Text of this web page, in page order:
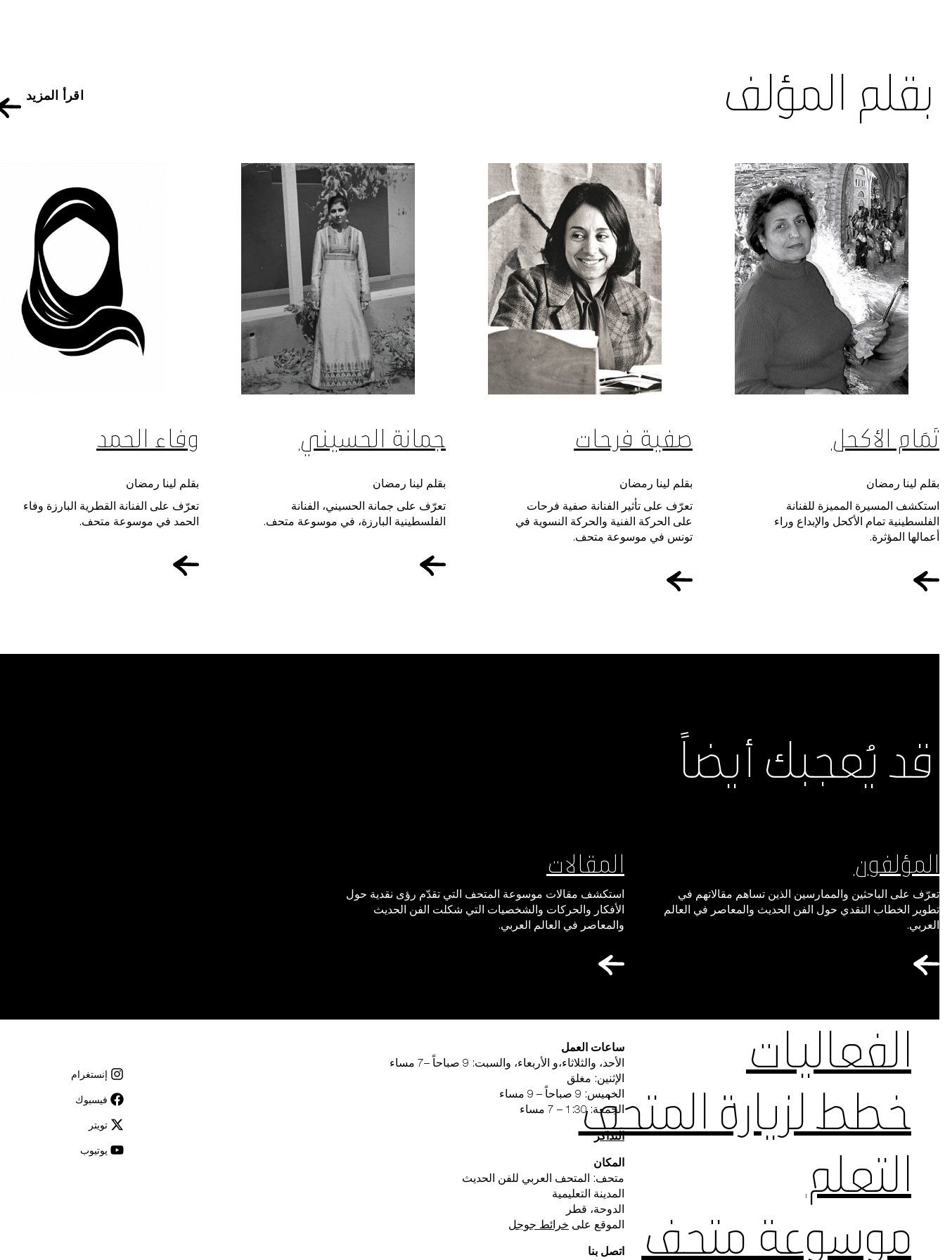
بقلم المؤلف اقرأ المزيد
تَمَام الأكحل
استكشف المسيرة المميزة للفنانة
الفلسطينية تمام الأكحل والإبداع وراء
أعمالها المؤثرة.
بقلم لينا رمضان
صفية فرحات
تعرّف على تأثير الفنانة صفية فرحات
على الحركة الفنية والحركة النسوية في
تونس في موسوعة متحف.
بقلم لينا رمضان
جمانة الحسيني
تعرّف على جمانة الحسيني، الفنانة
الفلسطينية البارزة، في موسوعة متحف.
بقلم لينا رمضان
وفاء الحمد
تعرّف على الفنانة القطرية البارزة وفاء
الحمد في موسوعة متحف.
بقلم لينا رمضان
قد يُعجبك أيضاً
المؤلفون
تعرّف على الباحثين والممارسين الذين تساهم مقالاتهم في
تطوير الخطاب النقدي حول الفن الحديث والمعاصر في العالم
العربي.
المقالات
استكشف مقالات موسوعة المتحف التي تقدّم رؤى نقدية حول
الأفكار والحركات والشخصيات التي شكلت الفن الحديث
والمعاصر في العالم العربي.
الفعاليات
خطط لزيارة المتحف
التعلم
موسوعة متحف
ساعات العمل
الأحد، والثلاثاء،و الأربعاء، والسبت: 9 صباحاً –7 مساء
الإثنين: مغلق
الخميس: 9 صباحاً – 9 مساء
الجمعة: 1:30 – 7 مساء
التذاكر
المكان
متحف: المتحف العربي للفن الحديث
المدينة التعليمية
الدوحة، قطر
الموقع على خرائط جوجل
اتصل بنا
إنستغرام
فيسبوك
تويتر
يوتيوب
موسوعة متحف
رعاة متاحف قطر
سياسة ملفات تعريف الارتباط
هذه الملفات ضرورية لتشغيل الموقع بشكل الصحيح. يرجى العلم أنه لا يمكنك